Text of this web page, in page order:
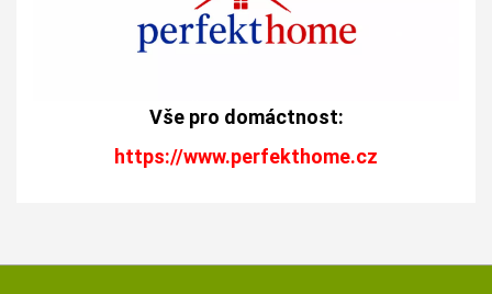
Vše pro domáctnost:
https://www.perfekthome.cz